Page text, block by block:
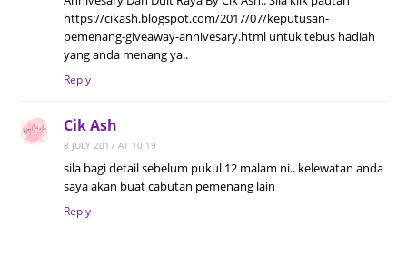
https://cikash.blogspot.com/2017/07/keputusan-
pemenang-giveaway-annivesary.html untuk tebus hadiah
yang anda menang ya..
Reply
Cik Ash
8 JULY 2017 AT 10:19
sila bagi detail sebelum pukul 12 malam ni.. kelewatan anda
saya akan buat cabutan pemenang lain
Reply